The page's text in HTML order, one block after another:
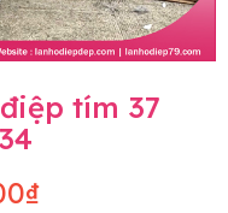
tím 37